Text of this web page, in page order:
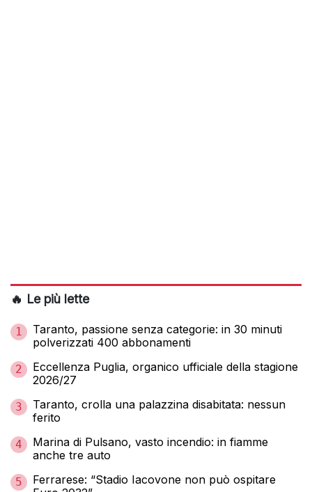
🔥 Le più lette
1
Taranto, passione senza categorie: in 30 minuti
polverizzati 400 abbonamenti
2
Eccellenza Puglia, organico ufficiale della stagione
2026/27
3
Taranto, crolla una palazzina disabitata: nessun
ferito
4
Marina di Pulsano, vasto incendio: in fiamme
anche tre auto
5
Ferrarese: “Stadio Iacovone non può ospitare